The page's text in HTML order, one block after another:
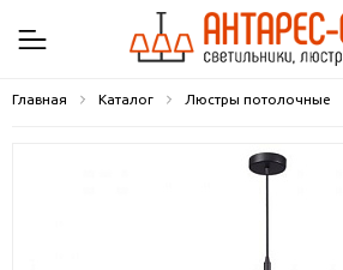
Главная Каталог Люстры потолочные